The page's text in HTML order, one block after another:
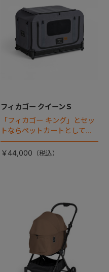
フィカゴー クイーンＳ
「フィカゴー キング」とセッ
トならペットカートとしても
使える、耐荷重30㎏の中～大
型犬向けケージが登場！
￥44,000